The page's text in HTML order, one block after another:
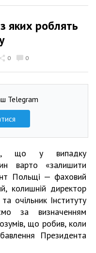
яких роблять
0 0
Telegram
що у випадку
варто «залишити
Польщі — фаховий
колишній директор
очільник Інституту
за визначенням
що робив, коли
Президента